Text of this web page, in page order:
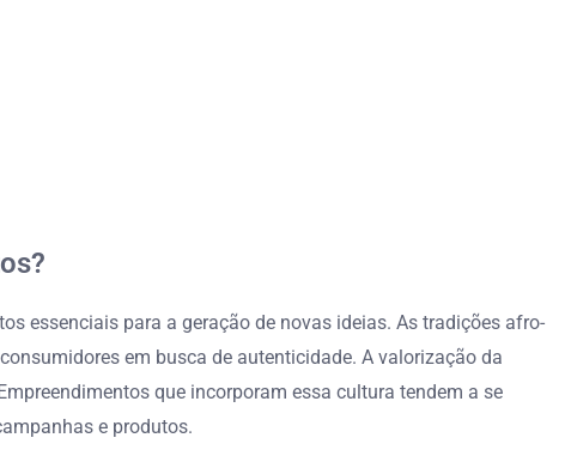
essenciais para a geração de novas ideias. As tradições afro-
em busca de autenticidade. A valorização da
que incorporam essa cultura tendem a se
e produtos.